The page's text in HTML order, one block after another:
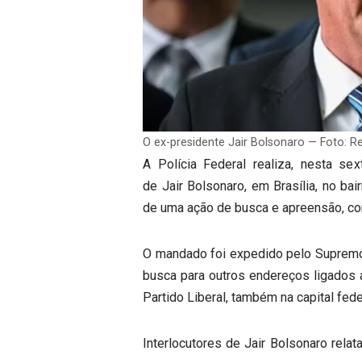
O ex-presidente Jair Bolsonaro — Foto:
A Polícia Federal realiza, nesta
de Jair Bolsonaro, em Brasília, no
de uma ação de busca e apreensão,
O mandado foi expedido pelo
busca para outros endereços
Partido Liberal, também na capital
Interlocutores de Jair Bolsonaro